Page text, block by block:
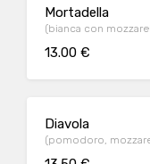
Mortadella
(bianca con
13.00 €
Diavola
(pomodoro,